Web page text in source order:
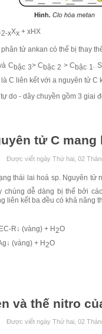
xXx + xHX
tử ankan có thể bị thay
Cbậc 3> Cbậc 2 > Cbậc 1.
C liên kết với a nguyên tử C
do - dây chuyền gồm 3 giai
tử C mang
Được viết ngày Thứ hai, 02
thái lai hoá sp. Nguyên tử
dễ dàng bị thế bởi
liên kết ba đều có khả năng
C-R↓ (vàng) + H2O
(vàng) + H2O
và thế nitro
Được viết ngày Thứ hai, 02